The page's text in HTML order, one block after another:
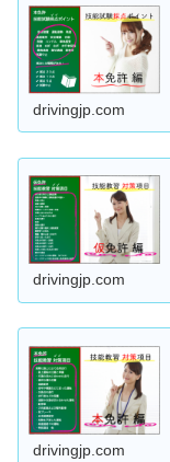
drivingjp.com
drivingjp.com
drivingjp.com